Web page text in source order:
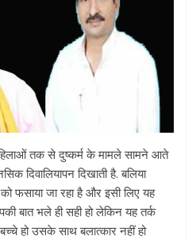
तक से दुष्कर्म के मामले सामने आते
दिवालियापन दिखाती है. बलिया
फसाया जा रहा है और इसी लिए यह
बात भले ही सही हो लेकिन यह तर्क
हो उसके साथ बलात्कार नहीं हो